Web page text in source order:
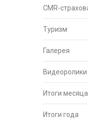
CMR-
Туризм
Галерея
Видеоролики
Итоги месяца
Итоги года